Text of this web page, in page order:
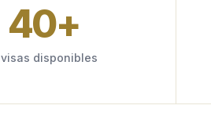
40+
disponibles